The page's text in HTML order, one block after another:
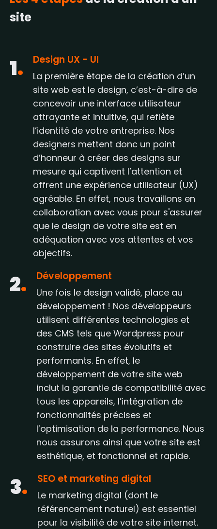
site
1. Design UX - UI
La première étape de la création d’un
site web est le design, c’est-à-dire de
concevoir une interface utilisateur
attrayante et intuitive, qui reflète
l’identité de votre entreprise. Nos
designers mettent donc un point
d’honneur à créer des designs sur
mesure qui captivent l’attention et
offrent une expérience utilisateur (UX)
agréable. En effet, nous travaillons en
collaboration avec vous pour s'assurer
que le design de votre site est en
adéquation avec vos attentes et vos
objectifs.
2. Développement
Une fois le design validé, place au
développement ! Nos développeurs
utilisent différentes technologies et
des CMS tels que Wordpress pour
construire des sites évolutifs et
performants. En effet, le
développement de votre site web
inclut la garantie de compatibilité avec
tous les appareils, l’intégration de
fonctionnalités précises et
l’optimisation de la performance. Nous
nous assurons ainsi que votre site est
esthétique, et fonctionnel et rapide.
3. SEO et marketing digital
Le marketing digital (dont le
référencement naturel) est essentiel
pour la visibilité de votre site internet.